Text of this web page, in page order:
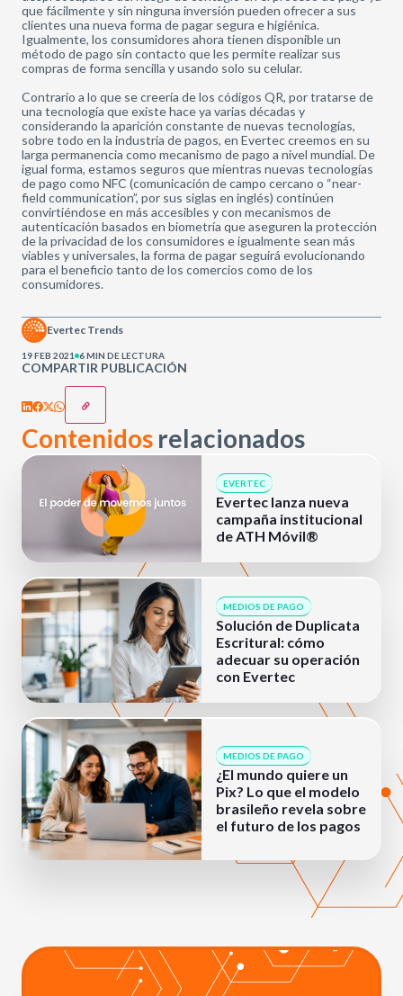
que fácilmente y sin ninguna inversión pueden ofrecer a sus
clientes una nueva forma de pagar segura e higiénica.
Igualmente, los consumidores ahora tienen disponible un
método de pago sin contacto que les permite realizar sus
compras de forma sencilla y usando solo su celular.
Contrario a lo que se creería de los códigos QR, por tratarse de
una tecnología que existe hace ya varias décadas y
considerando la aparición constante de nuevas tecnologías,
sobre todo en la industria de pagos, en Evertec creemos en su
larga permanencia como mecanismo de pago a nivel mundial. De
igual forma, estamos seguros que mientras nuevas tecnologías
de pago como NFC (comunicación de campo cercano o “near-
field communication”, por sus siglas en inglés) continúen
convirtiéndose en más accesibles y con mecanismos de
autenticación basados en biometría que aseguren la protección
de la privacidad de los consumidores e igualmente sean más
viables y universales, la forma de pagar seguirá evolucionando
para el beneficio tanto de los comercios como de los
consumidores.
COMPARTIR PUBLICACIÓN
Evertec Trends
19 FEB 2021 6 MIN DE LECTURA
Contenidos relacionados
EVERTEC
Evertec lanza nueva
campaña institucional
de ATH Móvil®
MEDIOS DE PAGO
Solución de Duplicata
Escritural: cómo
adecuar su operación
con Evertec
MEDIOS DE PAGO
¿El mundo quiere un
Pix? Lo que el modelo
brasileño revela sobre
el futuro de los pagos